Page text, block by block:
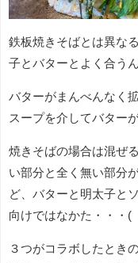
鉄板焼きそばとは異
子とバターとよく合う
バターがまんべんなく
スープを介してバター
焼きそばの場合は混
い部分と全く無い部分
ど、バターと明太子と
向けではなかた・・・(
３つがコラボしたと